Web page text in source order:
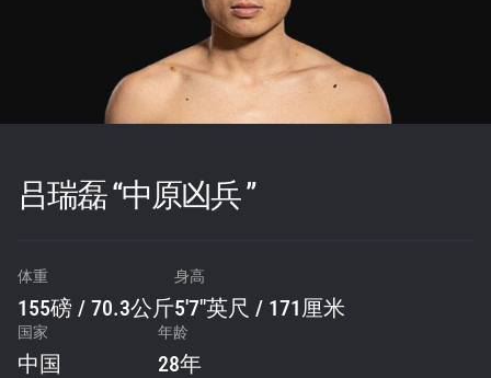
吕瑞磊 “中原凶兵 ”
体重
155磅 / 70.3公斤
身高
5'7"英尺 / 171厘米
国家
中国
年龄
28年